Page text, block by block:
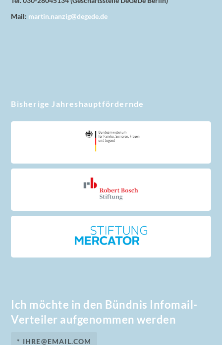
Mail: martin.nanzig@degede.de
Bisherige Jahreshauptfördernde
Ich möchte in den Bündnis Infomail-
Verteiler aufgenommen werden